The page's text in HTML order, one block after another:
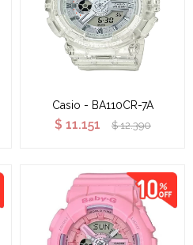
Casio - BA110CR-7A
$ 11.151 $ 12.390